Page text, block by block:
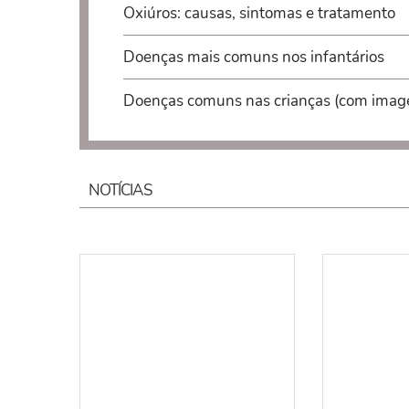
Oxiúros: causas, sintomas e tratamento
Doenças mais comuns nos infantários
Doenças comuns nas crianças (com
NOTÍCIAS